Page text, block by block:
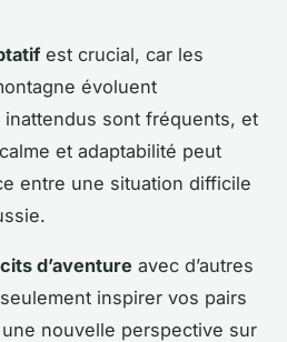
est crucial, car les
évoluent
sont fréquents, et
et adaptabilité peut
entre une situation difficile
d’aventure avec d’autres
inspirer vos pairs
nouvelle perspective sur